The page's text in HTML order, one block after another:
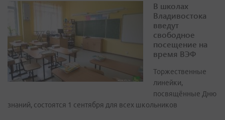
В школах
Владивостока
введут
свободное
посещение на
время ВЭФ
Торжественные
линейки,
посвящённые Дню
знаний, состоятся 1 сентября для всех школьников